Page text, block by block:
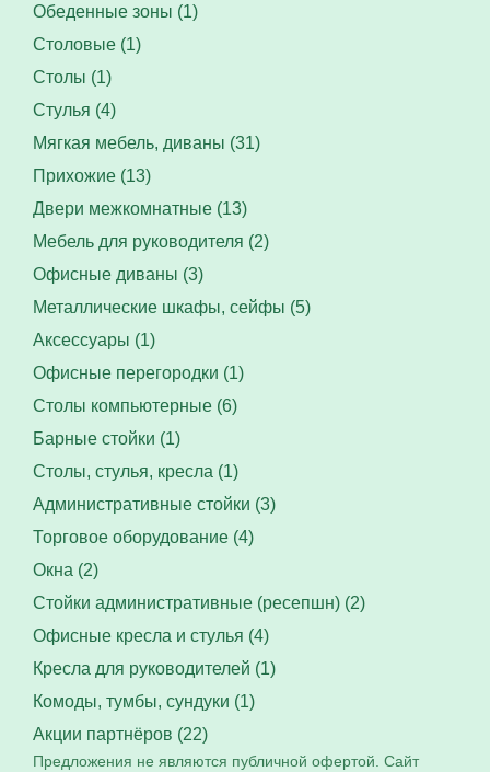
Обеденные зоны (1)
Столовые (1)
Столы (1)
Стулья (4)
Мягкая мебель, диваны (31)
Прихожие (13)
Двери межкомнатные (13)
Мебель для руководителя (2)
Офисные диваны (3)
Металлические шкафы, сейфы (5)
Аксессуары (1)
Офисные перегородки (1)
Столы компьютерные (6)
Барные стойки (1)
Столы, стулья, кресла (1)
Административные стойки (3)
Торговое оборудование (4)
Окна (2)
Стойки административные (ресепшн) (2)
Офисные кресла и стулья (4)
Кресла для руководителей (1)
Комоды, тумбы, сундуки (1)
Акции партнёров (22)
Предложения не являются публичной офертой. Сайт